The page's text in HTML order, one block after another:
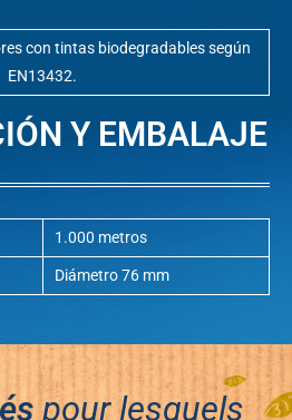
con tintas biodegradables según
EN13432.
Y EMBALAJE
1.000 metros
Diámetro 76 mm
pour lesquels